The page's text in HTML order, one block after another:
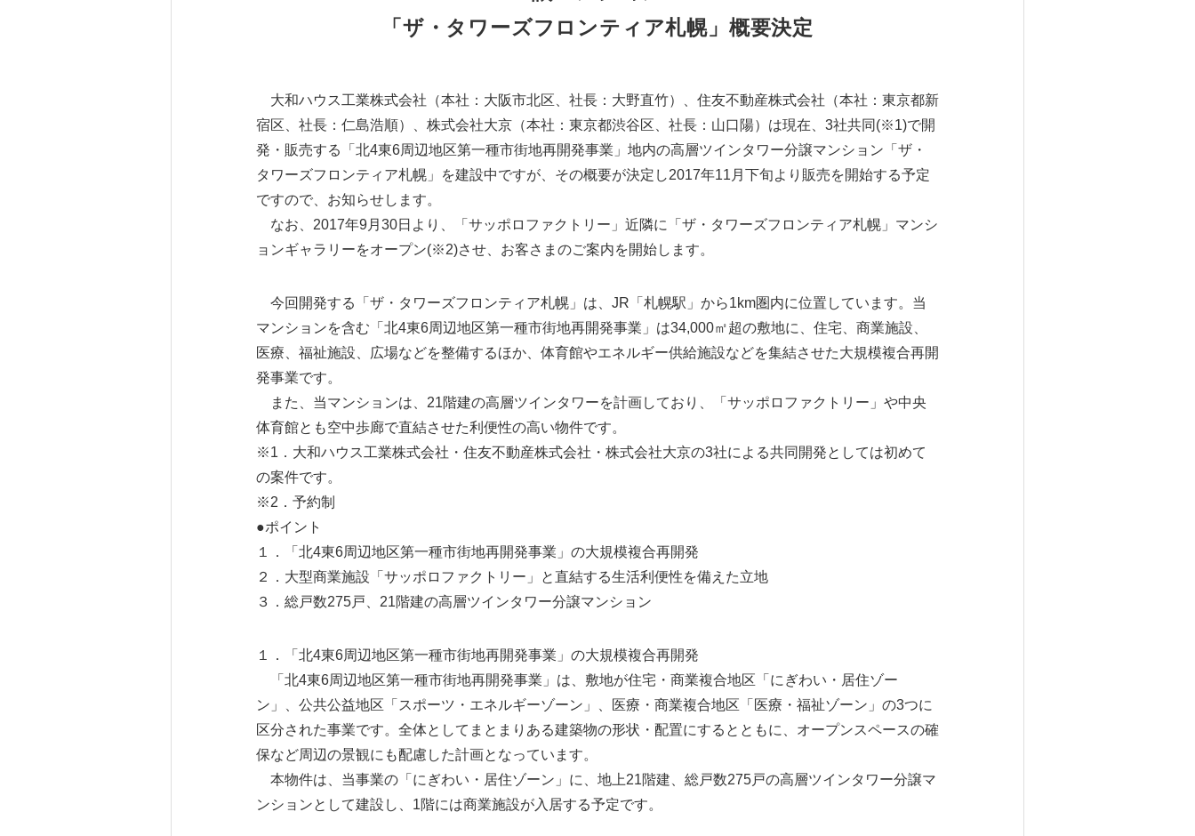
「ザ・タワーズフロンティア札幌」概要決定
大和ハウス工業株式会社（本社：大阪市北区、社長：大野直竹）、住友不動産株式会社（本社：東京都新
宿区、社長：仁島浩順）、株式会社大京（本社：東京都渋谷区、社長：山口陽）は現在、3社共同(※1)で開
発・販売する「北4東6周辺地区第一種市街地再開発事業」地内の高層ツインタワー分譲マンション「ザ・
タワーズフロンティア札幌」を建設中ですが、その概要が決定し2017年11月下旬より販売を開始する予定
ですので、お知らせします。
なお、2017年9月30日より、「サッポロファクトリー」近隣に「ザ・タワーズフロンティア札幌」マンシ
ョンギャラリーをオープン(※2)させ、お客さまのご案内を開始します。
今回開発する「ザ・タワーズフロンティア札幌」は、JR「札幌駅」から1km圏内に位置しています。当
マンションを含む「北4東6周辺地区第一種市街地再開発事業」は34,000㎡超の敷地に、住宅、商業施設、
医療、福祉施設、広場などを整備するほか、体育館やエネルギー供給施設などを集結させた大規模複合再開
発事業です。
また、当マンションは、21階建の高層ツインタワーを計画しており、「サッポロファクトリー」や中央
体育館とも空中歩廊で直結させた利便性の高い物件です。
※1．大和ハウス工業株式会社・住友不動産株式会社・株式会社大京の3社による共同開発としては初めて
の案件です。
※2．予約制
●ポイント
１．「北4東6周辺地区第一種市街地再開発事業」の大規模複合再開発
２．大型商業施設「サッポロファクトリー」と直結する生活利便性を備えた立地
３．総戸数275戸、21階建の高層ツインタワー分譲マンション
１．「北4東6周辺地区第一種市街地再開発事業」の大規模複合再開発
「北4東6周辺地区第一種市街地再開発事業」は、敷地が住宅・商業複合地区「にぎわい・居住ゾー
ン」、公共公益地区「スポーツ・エネルギーゾーン」、医療・商業複合地区「医療・福祉ゾーン」の3つに
区分された事業です。全体としてまとまりある建築物の形状・配置にするとともに、オープンスペースの確
保など周辺の景観にも配慮した計画となっています。
本物件は、当事業の「にぎわい・居住ゾーン」に、地上21階建、総戸数275戸の高層ツインタワー分譲マ
ンションとして建設し、1階には商業施設が入居する予定です。